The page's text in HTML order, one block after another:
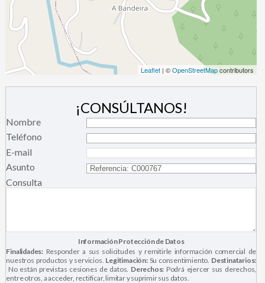
¡CONSÚLTANOS!
Nombre
Teléfono
E-mail
Asunto
Consulta
Información Protección de Datos
Finalidades: Responder a sus solicitudes y remitirle información comercial de
nuestros productos y servicios. Legitimación:Su consentimiento. Destinatarios:
No están previstas cesiones de datos. Derechos: Podrá ejercer sus derechos,
entre otros, a acceder, rectificar, limitar y suprimir sus datos.
Leaflet | ©OpenStreetMapcontributors